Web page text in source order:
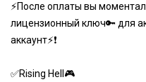
⚡️После оплаты вы
лицензионный ключ🔑 для
аккаунт⚡️❗
✅Rising Hell🎮